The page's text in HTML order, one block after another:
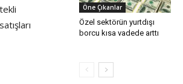
Öne Çıkanlar
Özel sektörün yurtdışı
borcu kısa vadede arttı